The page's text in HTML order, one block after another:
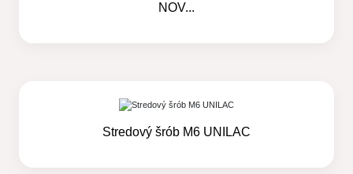
NOV...
Stredový šrób M6 UNILAC